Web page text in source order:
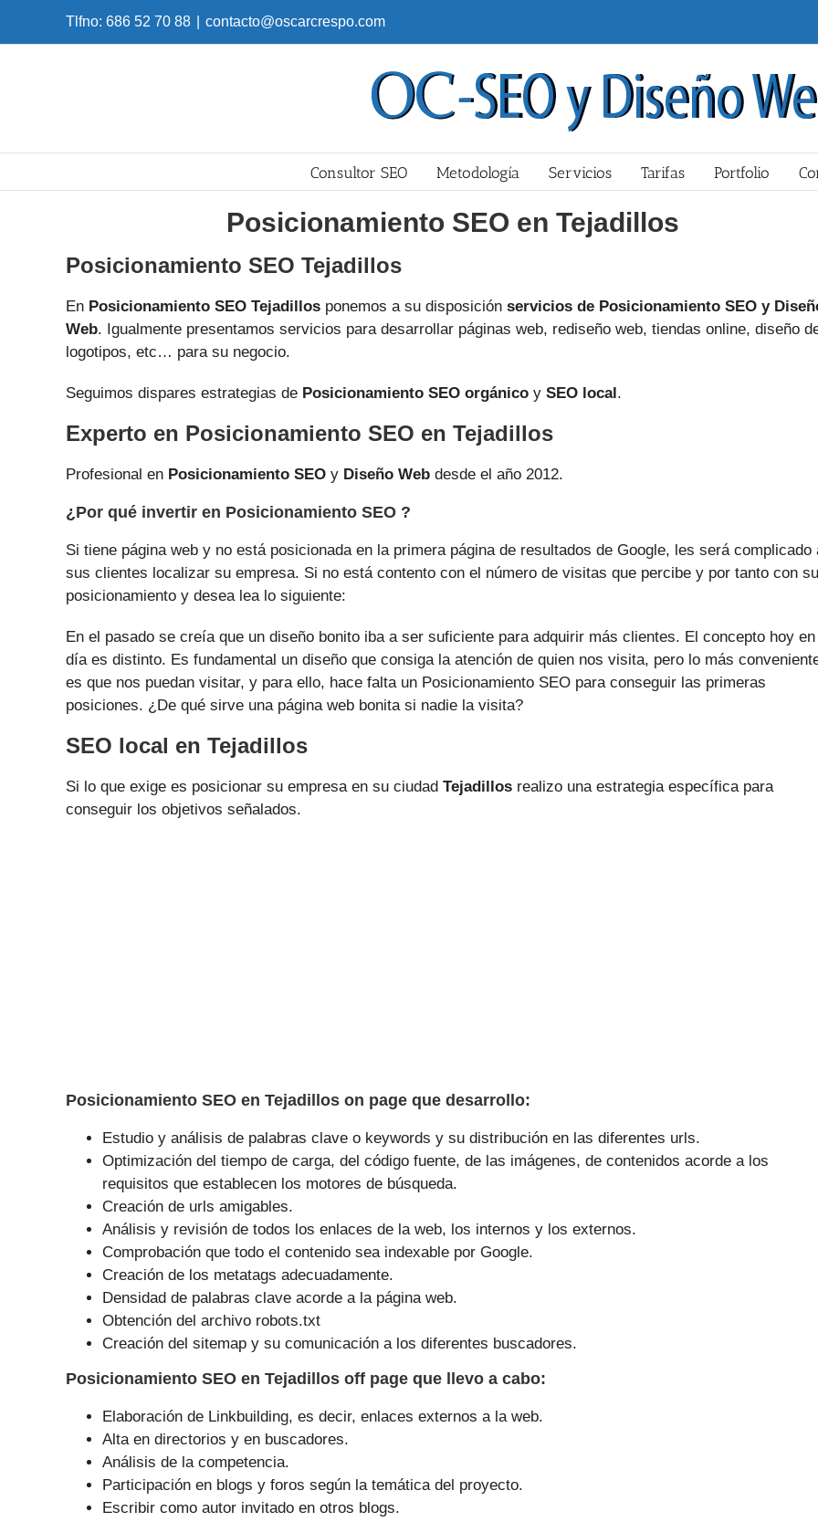
Tlfno: 686 52 70 88 contacto@oscarcrespo.com
Consultor SEO Metodología Servicios Tarifas Portfolio
Posicionamiento SEO en Tejadillos
Posicionamiento SEO Tejadillos
En Posicionamiento SEO Tejadillos ponemos a su disposición servicios de Posicionamiento SEO y
Web. Igualmente presentamos servicios para desarrollar páginas web, rediseño web, tiendas online, diseño
logotipos, etc… para su negocio.
Seguimos dispares estrategias de Posicionamiento SEO orgánico y SEO local.
Experto en Posicionamiento SEO en Tejadillos
Profesional en Posicionamiento SEO y Diseño Web desde el año 2012.
¿Por qué invertir en Posicionamiento SEO ?
Si tiene página web y no está posicionada en la primera página de resultados de Google, les será complicado
sus clientes localizar su empresa. Si no está contento con el número de visitas que percibe y por tanto con su
posicionamiento y desea lea lo siguiente:
En el pasado se creía que un diseño bonito iba a ser suficiente para adquirir más clientes. El concepto hoy en
día es distinto. Es fundamental un diseño que consiga la atención de quien nos visita, pero lo más
es que nos puedan visitar, y para ello, hace falta un Posicionamiento SEO para conseguir las primeras
posiciones. ¿De qué sirve una página web bonita si nadie la visita?
SEO local en Tejadillos
Si lo que exige es posicionar su empresa en su ciudad Tejadillos realizo una estrategia específica para
conseguir los objetivos señalados.
Posicionamiento SEO en Tejadillos on page que desarrollo:
Estudio y análisis de palabras clave o keywords y su distribución en las diferentes urls.
Optimización del tiempo de carga, del código fuente, de las imágenes, de contenidos acorde a los
requisitos que establecen los motores de búsqueda.
Creación de urls amigables.
Análisis y revisión de todos los enlaces de la web, los internos y los externos.
Comprobación que todo el contenido sea indexable por Google.
Creación de los metatags adecuadamente.
Densidad de palabras clave acorde a la página web.
Obtención del archivo robots.txt
Creación del sitemap y su comunicación a los diferentes buscadores.
Posicionamiento SEO en Tejadillos off page que llevo a cabo:
Elaboración de Linkbuilding, es decir, enlaces externos a la web.
Alta en directorios y en buscadores.
Análisis de la competencia.
Participación en blogs y foros según la temática del proyecto.
Escribir como autor invitado en otros blogs.